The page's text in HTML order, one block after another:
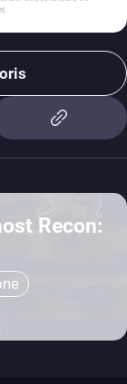
Recon: